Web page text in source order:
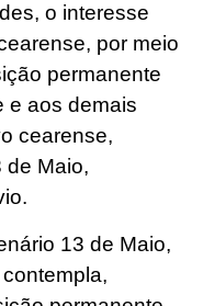
o interesse
por meio
permanente
e aos demais
cearense,
de Maio,
13 de Maio,